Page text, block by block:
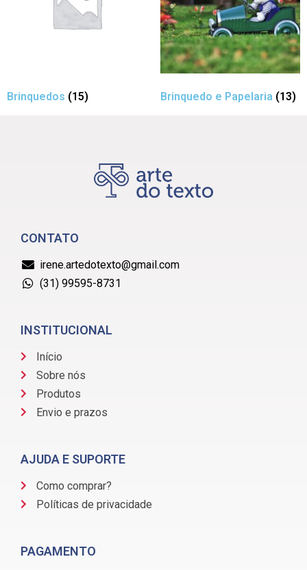
Brinquedos (15) Brinquedo e Papelaria (13)
CONTATO
irene.artedotexto@gmail.com
(31) 99595-8731
INSTITUCIONAL
Início
Sobre nós
Produtos
Envio e prazos
AJUDA E SUPORTE
Como comprar?
Políticas de privacidade
PAGAMENTO